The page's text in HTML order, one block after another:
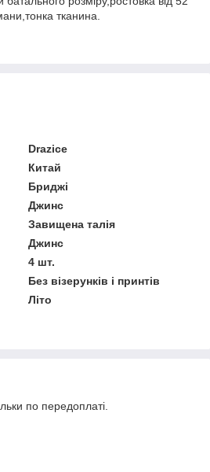
тканина.
Drazice
Китай
Бриджі
Джинс
Завищена талія
Джинс
4 шт.
Без візерунків і принтів
Літо
по передоплаті.